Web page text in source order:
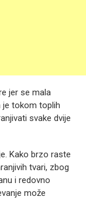
jer se mala
je tokom toplih
svake dvije
Kako brzo raste
tvari, zbog
i redovno
može